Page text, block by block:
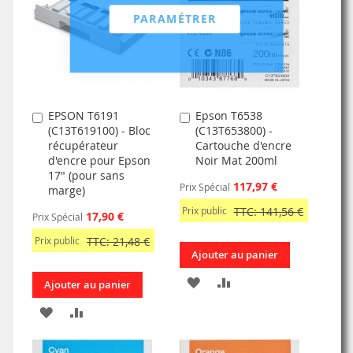
PARAMÉTRER
LISTE
D’ENVIE
LISTE
D’ENVIE
EPSON T6191
(C13T619100) - Bloc
récupérateur
d'encre pour Epson
17" (pour sans
marge)
Prix Spécial 17,90 €
Prix public TTC: 21,48 €
Ajouter
au
panier
Ajouter au panier
AJOUTER
À
AU
Epson T6538
(C13T653800) -
Cartouche d'encre
Noir Mat 200ml
Prix Spécial 117,97 €
Prix public TTC: 141,56 €
Ajouter
au
panier
Ajouter au panier
AJOUTER
MA
COMPARATEUR